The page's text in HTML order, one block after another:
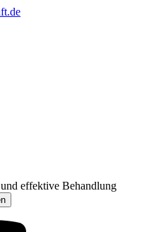
effektive Behandlung